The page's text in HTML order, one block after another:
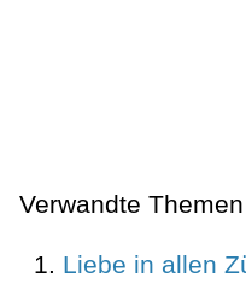
Verwandte Themen
Liebe in allen